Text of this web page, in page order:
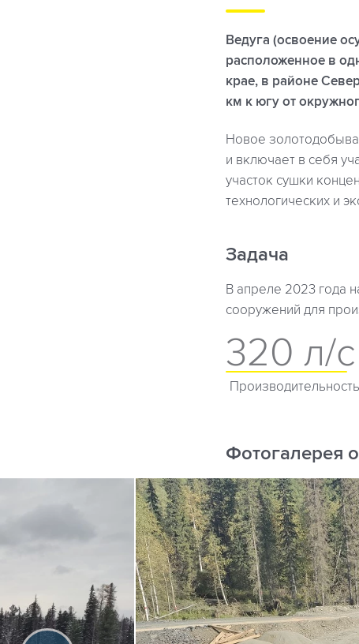
Ведуга (освоение
расположенное в
крае, в районе
км к югу от
Новое
и включает в себя
участок сушки
технологических и
Задача
В апреле 2023 года
сооружений для
320 л/с
Фотогалерея